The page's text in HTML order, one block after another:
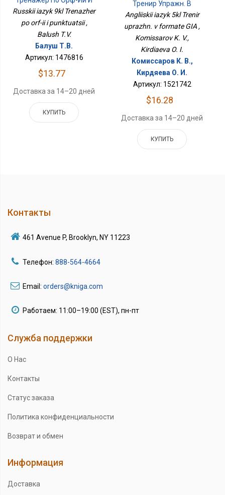
Пунктуации
Russkii iazyk 9kl Trenazher
po orf-ii i punktuatsii ,
Balush T.V.
Балуш Т.В.
Артикул: 1476816
$13.77
Доставка за 14–20 дней
КУПИТЬ
Тренир Упражн. В
Формате ГИА
Angliiskii iazyk 5kl Trenir
uprazhn. v formate GIA ,
Komissarov K. V.,
Kirdiaeva O. I.
Комиссаров К. В.,
Кирдяева О. И.
Артикул: 1521742
$16.28
Доставка за 14–20 дней
КУПИТЬ
Контакты
461 Avenue P, Brooklyn, NY 11223
Телефон: 888-564-4664
Email: orders@kniga.com
Работаем: 11:00–19:00 (EST), пн-пт
Служба поддержки
О Нас
Контакты
Статус заказа
Политика конфиденциальности
Возврат и обмен
Информация
Доставка